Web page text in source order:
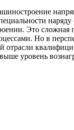
Это сложная
Но в
отрасли
уровень